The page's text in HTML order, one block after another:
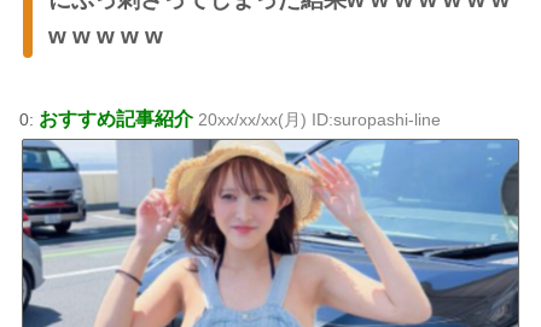
w w w w w
0: おすすめ記事紹介20xx/xx/xx(月) ID:suropashi-line